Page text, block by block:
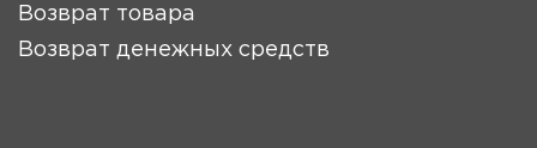
Возврат товара
Возврат денежных средств